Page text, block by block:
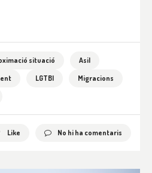
situació
Asil
LGTBI
Migracions
Like No hi ha comentaris